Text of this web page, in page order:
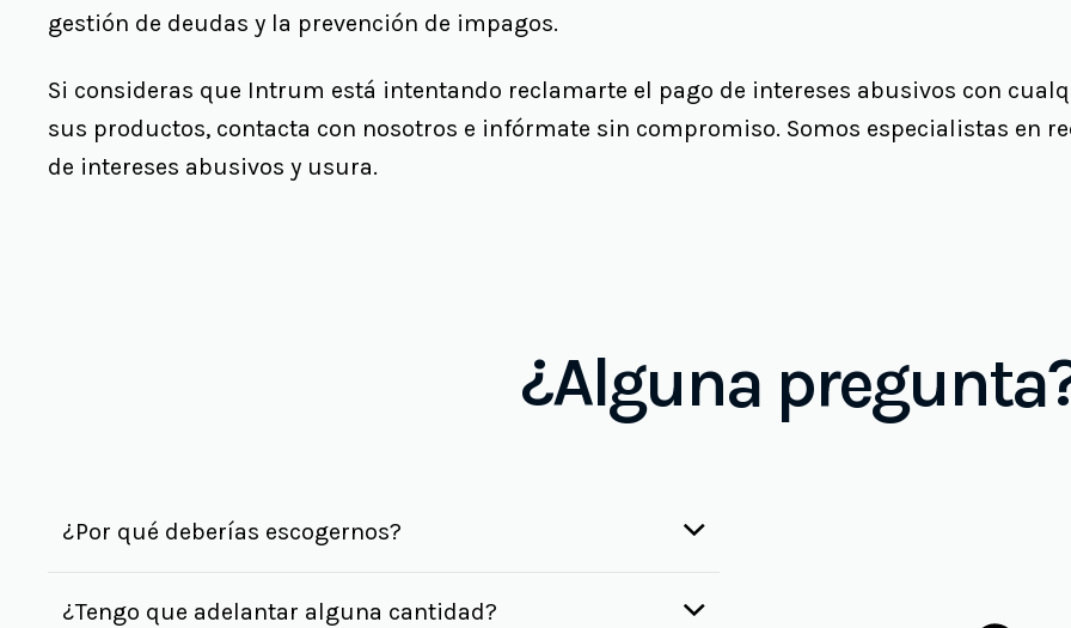
gestión de deudas y la prevención de impagos.
Si consideras que Intrum está intentando reclamarte el pago de intereses abusivos con
sus productos, contacta con nosotros e infórmate sin compromiso. Somos especialistas en
de intereses abusivos y usura.
¿Alguna
¿Por qué deberías escogernos?
¿Tengo que adelantar alguna cantidad?